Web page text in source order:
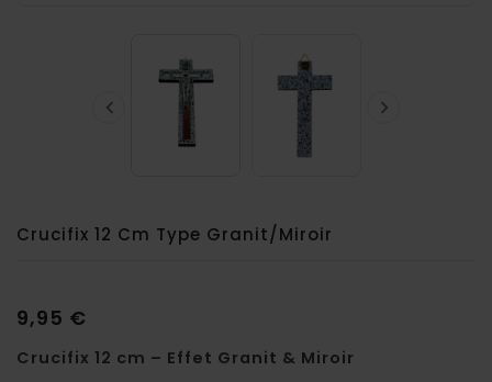
 
Crucifix 12 Cm Type Granit/miroir
9,95 €
Crucifix 12 cm – Effet Granit & Miroir